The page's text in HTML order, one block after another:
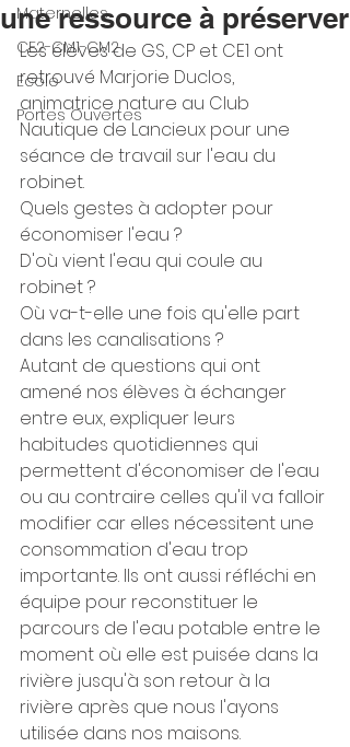
Maternelles
CE2-CM1-CM2
Ecole
Portes Ouvertes
une ressource à préserver
Les élèves de GS, CP et CE1 ont
retrouvé Marjorie Duclos,
animatrice nature au Club
Nautique de Lancieux pour une
séance de travail sur l'eau du
robinet.
Quels gestes à adopter pour
économiser l'eau ?
D'où vient l'eau qui coule au
robinet ?
Où va-t-elle une fois qu'elle part
dans les canalisations ?
Autant de questions qui ont
amené nos élèves à échanger
entre eux, expliquer leurs
habitudes quotidiennes qui
permettent d'économiser de l'eau
ou au contraire celles qu'il va falloir
modifier car elles nécessitent une
consommation d'eau trop
importante. Ils ont aussi réfléchi en
équipe pour reconstituer le
parcours de l'eau potable entre le
moment où elle est puisée dans la
rivière jusqu'à son retour à la
rivière après que nous l'ayons
utilisée dans nos maisons.